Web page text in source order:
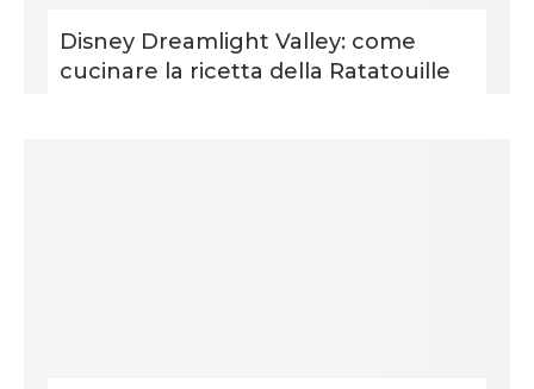
Disney Dreamlight Valley: come
cucinare la ricetta della Ratatouille